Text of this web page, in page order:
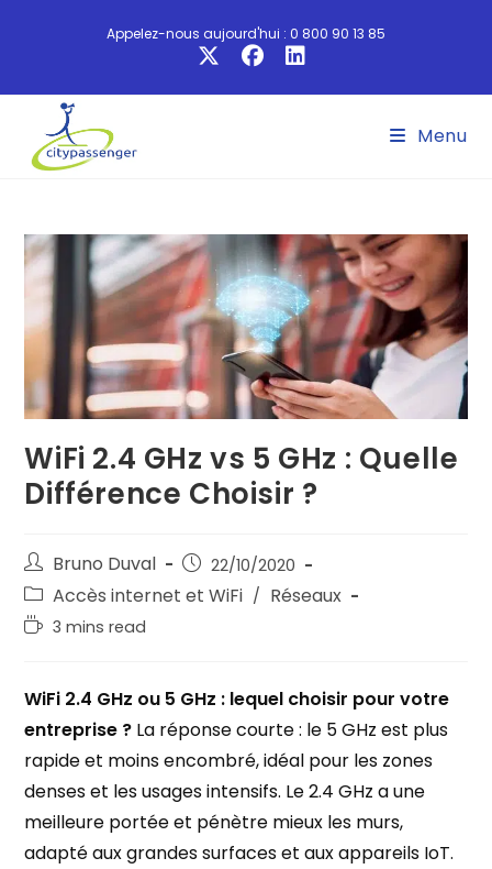
Appelez-nous aujourd'hui : 0 800 90 13 85
Menu
WiFi 2.4 GHz vs 5 GHz : Quelle
Différence Choisir ?
Bruno Duval 22/10/2020
Accès internet et WiFi / Réseaux
3 mins read
WiFi 2.4 GHz ou 5 GHz : lequel choisir pour votre
entreprise ? La réponse courte : le 5 GHz est plus
rapide et moins encombré, idéal pour les zones
denses et les usages intensifs. Le 2.4 GHz a une
meilleure portée et pénètre mieux les murs,
adapté aux grandes surfaces et aux appareils IoT.